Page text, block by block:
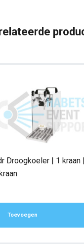
Droogkoeler | 1 kraan |
Toevoegen